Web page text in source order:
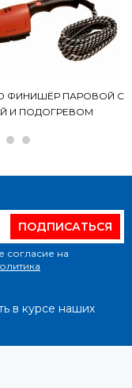
ФИНИШЁР ПАРОВОЙ С
И ПОДОГРЕВОМ
ПОДПИСАТЬСЯ
согласие на
в курсе наших